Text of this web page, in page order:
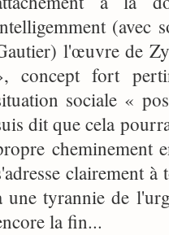
(avec
l'œuvre de
concept fort
sociale «
dit que cela
cheminement
clairement
une tyrannie de
la fin...